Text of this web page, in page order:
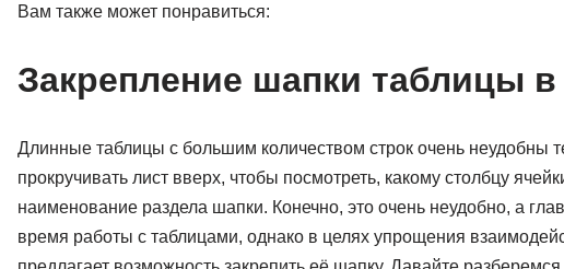
Вам также может понравиться:
Закрепление шапки таблицы
Длинные таблицы с большим количеством строк очень неудобны
прокручивать лист вверх, чтобы посмотреть, какому столбцу
наименование раздела шапки. Конечно, это очень неудобно, а
время работы с таблицами, однако в целях упрощения